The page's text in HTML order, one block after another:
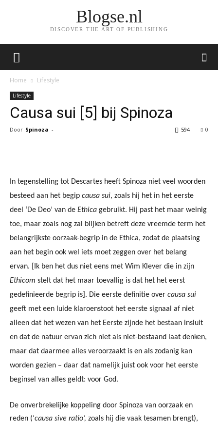
Blogse.nl
DISCOVER THE ART OF PUBLISHING
Home Lifestyle
Lifestyle
Causa sui [5] bij Spinoza
Door Spinoza - 0
594
In tegenstelling tot Descartes heeft Spinoza niet veel woorden
besteed aan het begip causa sui, zoals hij het in het eerste
deel ‘De Deo’ van de Ethica gebruikt. Hij past het maar weinig
toe, maar zoals nog zal blijken betreft deze vreemde term het
belangrijkste oorzaak-begrip in de Ethica, zodat de plaatsing
aan het begin ook wel iets moet zeggen over het belang
ervan. [Ik ben het dus niet eens met Wim Klever die in zijn
Ethicom stelt dat het maar toevallig is dat het het eerst
gedefinieerde begrip is]. Die eerste definitie over causa sui
geeft met een luide klaroenstoot het eerste signaal af niet
alleen dat het wezen van het Eerste zijnde het bestaan insluit
en dat de natuur ervan zich niet als niet-bestaand laat denken,
maar dat daarmee alles veroorzaakt is en als zodanig kan
worden gezien – daar dat namelijk juist ook voor het eerste
beginsel van alles geldt: voor God.
De onverbrekelijke koppeling door Spinoza van oorzaak en
reden (‘causa sive ratio’, zoals hij die vaak tesamen brengt),